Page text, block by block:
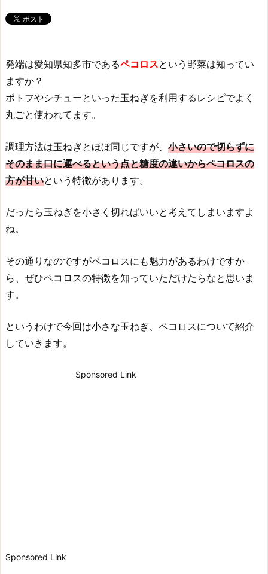
発端は愛知県知多市であるペコロスという野菜は知ってい
ますか？
ポトフやシチューといった玉ねぎを利用するレシピでよく
丸ごと使われてます。
調理方法は玉ねぎとほぼ同じですが、 小さいので切らずに
そのまま口に運べるという点と糖度の違いからペコロスの
方が甘いという特徴があります。
だったら玉ねぎを小さく切ればいいと考えてしまいますよ
ね。
その通りなのですがペコロスにも魅力があるわけですか
ら、ぜひペコロスの特徴を知っていただけたらなと思いま
す。
というわけで今回は小さな玉ねぎ、ペコロスについて紹介
していきます。
Sponsored Link
Sponsored Link